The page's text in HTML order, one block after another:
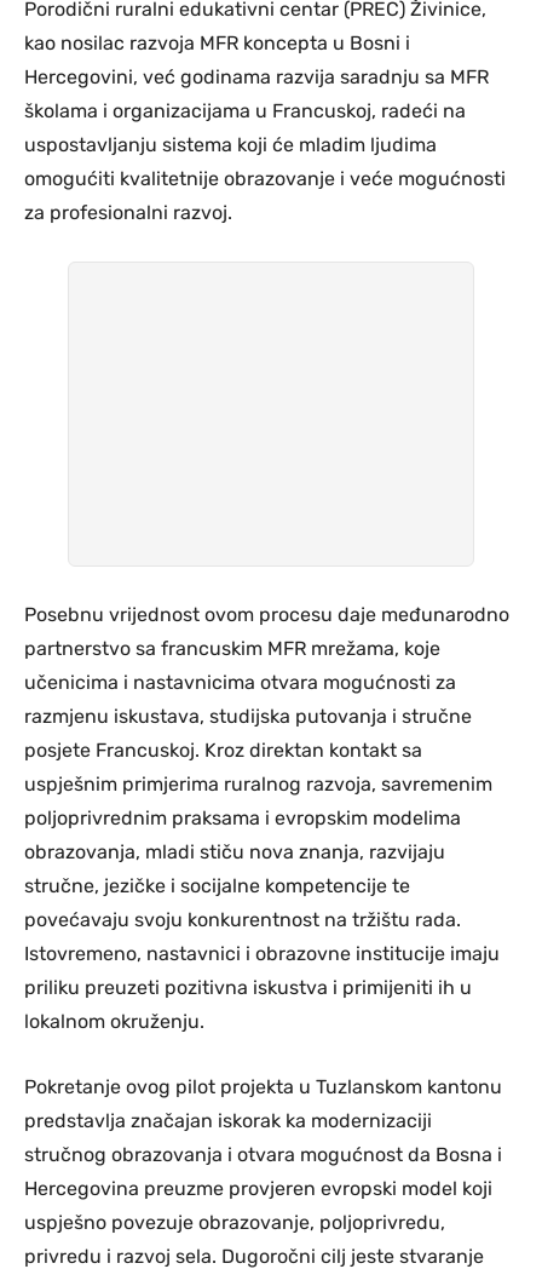
Porodični ruralni edukativni centar (PREC) Živinice,
kao nosilac razvoja MFR koncepta u Bosni i
Hercegovini, već godinama razvija saradnju sa MFR
školama i organizacijama u Francuskoj, radeći na
uspostavljanju sistema koji će mladim ljudima
omogućiti kvalitetnije obrazovanje i veće mogućnosti
za profesionalni razvoj.
Posebnu vrijednost ovom procesu daje međunarodno
partnerstvo sa francuskim MFR mrežama, koje
učenicima i nastavnicima otvara mogućnosti za
razmjenu iskustava, studijska putovanja i stručne
posjete Francuskoj. Kroz direktan kontakt sa
uspješnim primjerima ruralnog razvoja, savremenim
poljoprivrednim praksama i evropskim modelima
obrazovanja, mladi stiču nova znanja, razvijaju
stručne, jezičke i socijalne kompetencije te
povećavaju svoju konkurentnost na tržištu rada.
Istovremeno, nastavnici i obrazovne institucije imaju
priliku preuzeti pozitivna iskustva i primijeniti ih u
lokalnom okruženju.
Pokretanje ovog pilot projekta u Tuzlanskom kantonu
predstavlja značajan iskorak ka modernizaciji
stručnog obrazovanja i otvara mogućnost da Bosna i
Hercegovina preuzme provjeren evropski model koji
uspješno povezuje obrazovanje, poljoprivredu,
privredu i razvoj sela. Dugoročni cilj jeste stvaranje